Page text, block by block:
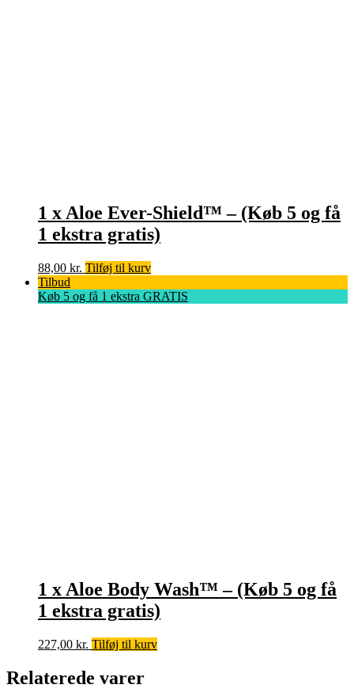
1 x Aloe Ever-Shield™ – (Køb 5 og få
1 ekstra gratis)
88,00 kr. Tilføj til kurv
Tilbud
Køb 5 og få 1 ekstra GRATIS
1 x Aloe Body Wash™ – (Køb 5 og få
1 ekstra gratis)
227,00 kr. Tilføj til kurv
Relaterede varer